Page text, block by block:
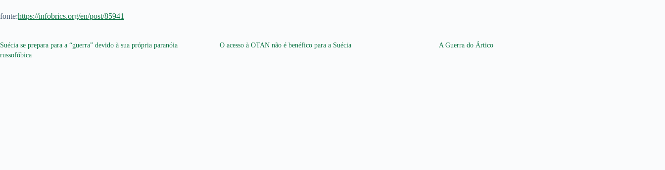
fonte:https://infobrics.org/en/post/85941
Suécia se prepara para a “guerra” devido à sua própria paranóia
russofóbica
O acesso à OTAN não é benéfico para a Suécia A Guerra do Ártico